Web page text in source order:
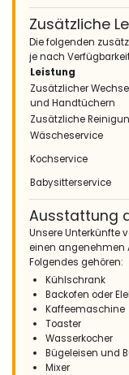
- 8,6
Gruppen von
(Originaltext)
Heerlijke luxe villa
(Übersetzt von
Herrliche Luxusvilla
- 8,7
- April 2013 -
(Originaltext)
Een super huis
de zee. Een
huisdieren er is
vatbaar.
(Übersetzt von
Ein super Haus mit
am Meer. Für
empfehlen, es ist für
Zusätzliche
Die folgenden
je nach
Leistung
Zusätzlicher
und Handtüchern
Zusätzliche
Wäscheservice
Kochservice
Babysitterservice
Ausstattung
Unsere Unterkünfte
einen angenehmen
Folgendes gehören:
Kühlschrank
Backofen oder
Kaffeemaschine
Toaster
Wasserkocher
Bügeleisen und
Mixer